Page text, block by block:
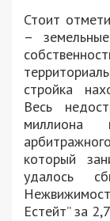
Стоит
–
стройка
Весь
миллиона
который
удалось
Естейт” за